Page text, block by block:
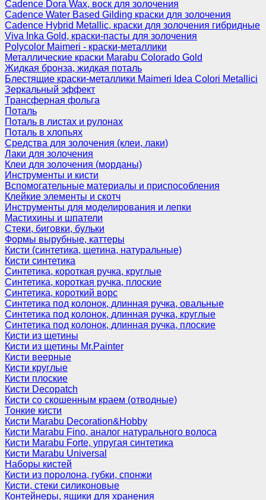
Cadence Dora Wax, воск для золочения
Cadence Water Based Gilding краски для золочения
Cadence Hybrid Metallic, краски для золочения гибридные
Viva Inka Gold, краски-пасты для золочения
Polycolor Maimeri - краски-металлики
Металлические краски Marabu Colorado Gold
Жидкая бронза, жидкая поталь
Блестящие краски-металлики Maimeri Idea Colori Metallici
Зеркальный эффект
Трансферная фольга
Поталь
Поталь в листах и рулонах
Поталь в хлопьях
Средства для золочения (клеи, лаки)
Лаки для золочения
Клеи для золочения (морданы)
Инструменты и кисти
Вспомогательные материалы и приспособления
Клейкие элементы и скотч
Инструменты для моделирования и лепки
Мастихины и шпатели
Стеки, биговки, бульки
Формы вырубные, каттеры
Кисти (синтетика, щетина, натуральные)
Кисти синтетика
Синтетика, короткая ручка, круглые
Синтетика, короткая ручка, плоские
Синтетика, короткий ворс
Синтетика под колонок, длинная ручка, овальные
Синтетика под колонок, длинная ручка, круглые
Синтетика под колонок, длинная ручка, плоские
Кисти из щетины
Кисти из щетины Mr.Painter
Кисти веерные
Кисти круглые
Кисти плоские
Кисти Decopatch
Кисти со скошенным краем (отводные)
Тонкие кисти
Кисти Marabu Decoration&Hobby
Кисти Marabu Fino, аналог натурального волоса
Кисти Marabu Forte, упругая синтетика
Кисти Marabu Universal
Наборы кистей
Кисти из поролона, губки, спонжи
Кисти, стеки силиконовые
Контейнеры, ящики для хранения